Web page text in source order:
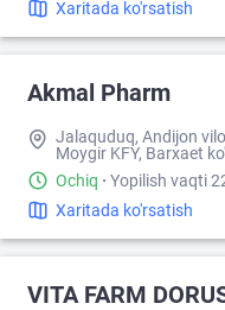
Xaritada ko'rsatish
Akmal Pharm
Jalaquduq, Andijon
Moygir KFY, Barxaet
Ochiq · Yopilish vaqti
Xaritada ko'rsatish
VITA FARM